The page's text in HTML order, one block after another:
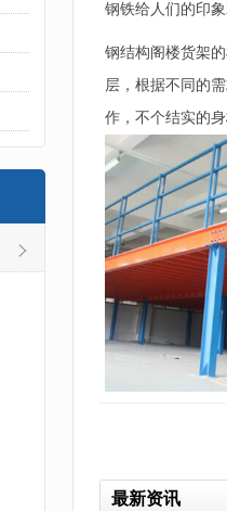
钢铁给人们的印
钢结构阁楼货架
层，根据不同的
作，不个结实的
最新资讯